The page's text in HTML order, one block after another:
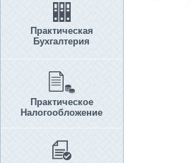
Практическая
Бухгалтерия
Практическое
Налогообложение